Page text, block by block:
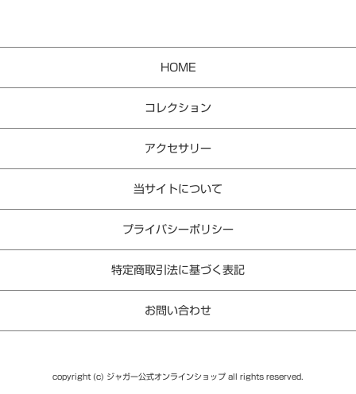
HOME
コレクション
アクセサリー
当サイトについて
プライバシーポリシー
特定商取引法に基づく表記
お問い合わせ
copyright (c) ジャガー公式オンラインショップ all rights reserved.